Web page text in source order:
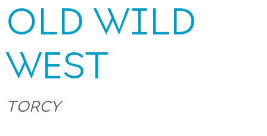
OLD WILD
WEST
TORCY